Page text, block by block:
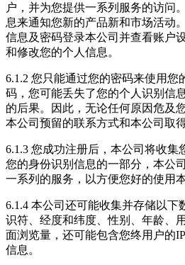
户，并为您提供一系列服务的访问
息来通知您新的产品新和市场活动
信息及密码登录本公司并查看账户
和修改您的个人信息。
6.1.2 您只能通过您的密码来使用您
码，您可能丢失了您的个人识别信
的后果。因此，无论任何原因危及
本公司预留的联系方式和本公司取
6.1.3 您成功注册后，本公司将收集
您的身份识别信息的一部分，本公
一系列的服务，以方便您好的使用本
6.1.4 本公司还可能收集并存储以下
识符、经度和纬度、性别、年龄、
面浏览量，还可能包含您终用户的
信息。